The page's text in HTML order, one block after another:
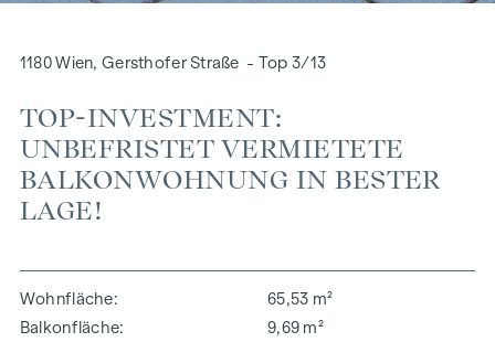
1180 Wien, Gersthofer Straße - Top 3/13
TOP-INVESTMENT:
UNBEFRISTET VERMIETETE
BALKONWOHNUNG IN BESTER
LAGE!
Wohnfläche
65,53 m²
Balkonfläche
9,69 m²